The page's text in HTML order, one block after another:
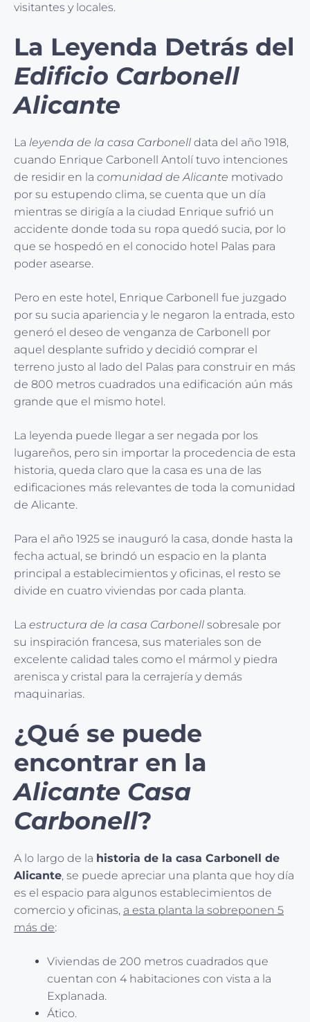
visitantes y locales.
La Leyenda Detrás del
Edificio Carbonell
Alicante
La leyenda de la casa Carbonell data del año 1918,
cuando Enrique Carbonell Antolí tuvo intenciones
de residir en la comunidad de Alicante motivado
por su estupendo clima, se cuenta que un día
mientras se dirigía a la ciudad Enrique sufrió un
accidente donde toda su ropa quedó sucia, por lo
que se hospedó en el conocido hotel Palas para
poder asearse.
Pero en este hotel, Enrique Carbonell fue juzgado
por su sucia apariencia y le negaron la entrada, esto
generó el deseo de venganza de Carbonell por
aquel desplante sufrido y decidió comprar el
terreno justo al lado del Palas para construir en más
de 800 metros cuadrados una edificación aún más
grande que el mismo hotel.
La leyenda puede llegar a ser negada por los
lugareños, pero sin importar la procedencia de esta
historia, queda claro que la casa es una de las
edificaciones más relevantes de toda la comunidad
de Alicante.
Para el año 1925 se inauguró la casa, donde hasta la
fecha actual, se brindó un espacio en la planta
principal a establecimientos y oficinas, el resto se
divide en cuatro viviendas por cada planta.
La estructura de la casa Carbonell sobresale por
su inspiración francesa, sus materiales son de
excelente calidad tales como el mármol y piedra
arenisca y cristal para la cerrajería y demás
maquinarias.
¿Qué se puede
encontrar en la
Alicante Casa
Carbonell?
A lo largo de la historia de la casa Carbonell de
Alicante, se puede apreciar una planta que hoy día
es el espacio para algunos establecimientos de
comercio y oficinas, a esta planta la sobreponen 5
más de:
Viviendas de 200 metros cuadrados que
cuentan con 4 habitaciones con vista a la
Explanada.
Ático.